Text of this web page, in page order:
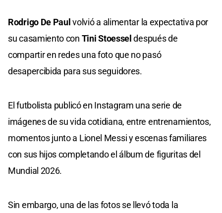
Rodrigo De Paulvolvió a alimentar la expectativa por
su casamiento con Tini Stoesseldespués de
compartir en redes una foto que no pasó
desapercibida para sus seguidores.
El futbolista publicó en Instagram una serie de
imágenes de su vida cotidiana, entre entrenamientos,
momentos junto a Lionel Messi y escenas familiares
con sus hijos completando el álbum de figuritas del
Mundial 2026.
Sin embargo, una de las fotos se llevó toda la